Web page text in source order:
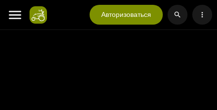
Авторизоваться